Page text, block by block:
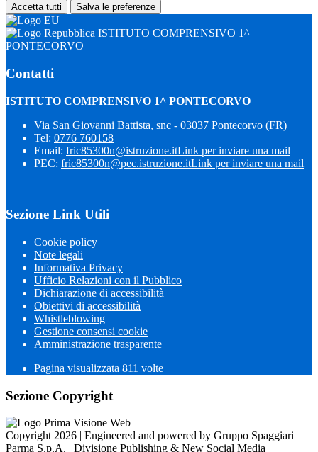
Accetta tutti Salva le preferenze
ISTITUTO COMPRENSIVO 1^
PONTECORVO
Contatti
ISTITUTO COMPRENSIVO 1^ PONTECORVO
Via San Giovanni Battista, snc - 03037 Pontecorvo (FR)
Tel: 0776 760158
Email: fric85300n@istruzione.itLink per inviare una mail
PEC: fric85300n@pec.istruzione.itLink per inviare una mail
Sezione Link Utili
Cookie policy
Note legali
Informativa Privacy
Ufficio Relazioni con il Pubblico
Dichiarazione di accessibilità
Obiettivi di accessibilità
Whistleblowing
Gestione consensi cookie
Amministrazione trasparente
Pagina visualizzata 811 volte
Sezione Copyright
Copyright 2026 | Engineered and powered by Gruppo Spaggiari
Parma S.p.A. | Divisione Publishing & New Social Media